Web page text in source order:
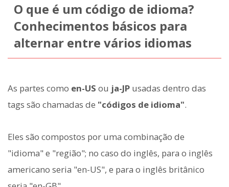
O que é um código de idioma?
Conhecimentos básicos para
alternar entre vários idiomas
As partes como en-US ou ja-JP usadas dentro das
tags são chamadas de "códigos de idioma".
Eles são compostos por uma combinação de
"idioma" e "região"; no caso do inglês, para o inglês
americano seria "en-US", e para o inglês britânico